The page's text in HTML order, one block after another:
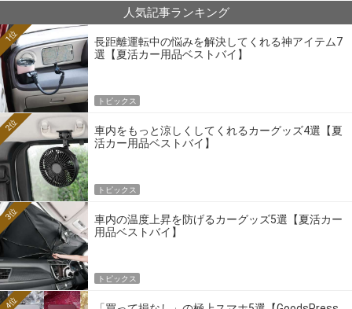
人気記事ランキング
長距離運転中の悩みを解決してくれる神アイテム7
選【夏活カー用品ベストバイ】
1位
トピックス
車内をもっと涼しくしてくれるカーグッズ4選【夏
活カー用品ベストバイ】
2位
トピックス
車内の温度上昇を防げるカーグッズ5選【夏活カー
用品ベストバイ】
3位
トピックス
4位